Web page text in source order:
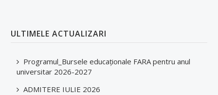
ULTIMELE ACTUALIZARI
Programul_Bursele educaționale FARA pentru anul
universitar 2026-2027
ADMITERE IULIE 2026